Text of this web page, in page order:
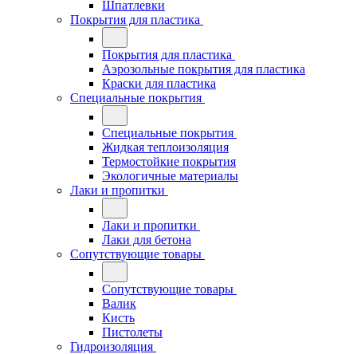
Шпатлевки
Покрытия для пластика
Покрытия для пластика
Аэрозольные покрытия для пластика
Краски для пластика
Специальные покрытия
Специальные покрытия
Жидкая теплоизоляция
Термостойкие покрытия
Экологичные материалы
Лаки и пропитки
Лаки и пропитки
Лаки для бетона
Сопутствующие товары
Сопутствующие товары
Валик
Кисть
Пистолеты
Гидроизоляция